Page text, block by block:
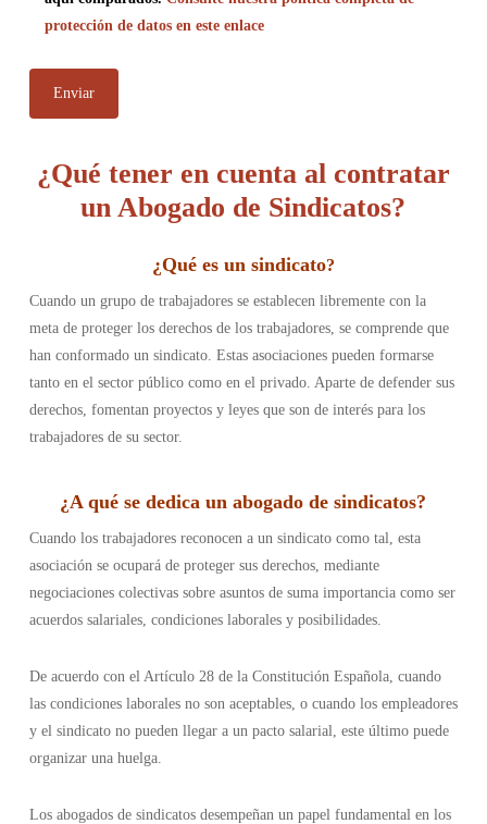
protección de datos en este enlace
¿Qué tener en cuenta al contratar
un Abogado de Sindicatos?
¿Qué es un sindicato?
Cuando un grupo de trabajadores se establecen libremente con la
meta de proteger los derechos de los trabajadores, se comprende que
han conformado un sindicato. Estas asociaciones pueden formarse
tanto en el sector público como en el privado. Aparte de defender sus
derechos, fomentan proyectos y leyes que son de interés para los
trabajadores de su sector.
¿A qué se dedica un abogado de sindicatos?
Cuando los trabajadores reconocen a un sindicato como tal, esta
asociación se ocupará de proteger sus derechos, mediante
negociaciones colectivas sobre asuntos de suma importancia como ser
acuerdos salariales, condiciones laborales y posibilidades.
De acuerdo con el Artículo 28 de la Constitución Española, cuando
las condiciones laborales no son aceptables, o cuando los empleadores
y el sindicato no pueden llegar a un pacto salarial, este último puede
organizar una huelga.
Los abogados de sindicatos desempeñan un papel fundamental en los